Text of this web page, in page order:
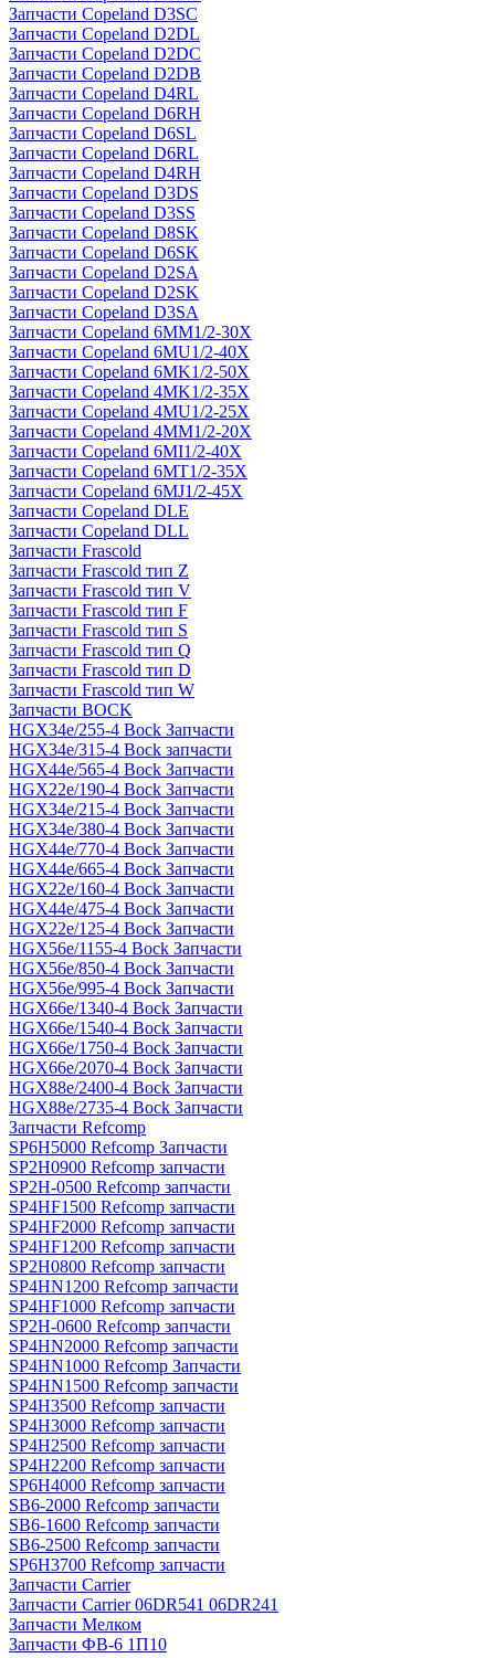
Запчасти Copeland D3SC
Запчасти Copeland D2DL
Запчасти Copeland D2DC
Запчасти Copeland D2DB
Запчасти Copeland D4RL
Запчасти Copeland D6RH
Запчасти Copeland D6SL
Запчасти Copeland D6RL
Запчасти Copeland D4RH
Запчасти Copeland D3DS
Запчасти Copeland D3SS
Запчасти Copeland D8SK
Запчасти Copeland D6SK
Запчасти Copeland D2SA
Запчасти Copeland D2SK
Запчасти Copeland D3SA
Запчасти Copeland 6MM1/2-30X
Запчасти Copeland 6MU1/2-40X
Запчасти Copeland 6MK1/2-50X
Запчасти Copeland 4MK1/2-35X
Запчасти Copeland 4MU1/2-25X
Запчасти Copeland 4MM1/2-20X
Запчасти Copeland 6MI1/2-40X
Запчасти Copeland 6MT1/2-35X
Запчасти Copeland 6MJ1/2-45X
Запчасти Copeland DLE
Запчасти Copeland DLL
Запчасти Frascold
Запчасти Frascold тип Z
Запчасти Frascold тип V
Запчасти Frascold тип F
Запчасти Frascold тип S
Запчасти Frascold тип Q
Запчасти Frascold тип D
Запчасти Frascold тип W
Запчасти BOCK
HGX34e/255-4 Bock Запчасти
HGX34e/315-4 Bock запчасти
HGX44e/565-4 Bock Запчасти
HGX22e/190-4 Bock Запчасти
HGX34e/215-4 Bock Запчасти
HGX34e/380-4 Bock Запчасти
HGX44e/770-4 Bock Запчасти
HGX44e/665-4 Bock Запчасти
HGX22e/160-4 Bock Запчасти
HGX44e/475-4 Bock Запчасти
HGX22e/125-4 Bock Запчасти
HGX56e/1155-4 Bock Запчасти
HGX56e/850-4 Bock Запчасти
HGX56e/995-4 Bock Запчасти
HGX66e/1340-4 Bock Запчасти
HGX66e/1540-4 Bock Запчасти
HGX66e/1750-4 Bock Запчасти
HGX66e/2070-4 Bock Запчасти
HGX88e/2400-4 Bock Запчасти
HGX88e/2735-4 Bock Запчасти
Запчасти Refcomp
SP6H5000 Refcomp Запчасти
SP2H0900 Refcomp запчасти
SP2H-0500 Refcomp запчасти
SP4HF1500 Refcomp запчасти
SP4HF2000 Refcomp запчасти
SP4HF1200 Refcomp запчасти
SP2H0800 Refcomp запчасти
SP4HN1200 Refcomp запчасти
SP4HF1000 Refcomp запчасти
SP2H-0600 Refcomp запчасти
SP4HN2000 Refcomp запчасти
SP4HN1000 Refcomp Запчасти
SP4HN1500 Refcomp запчасти
SP4H3500 Refcomp запчасти
SP4H3000 Refcomp запчасти
SP4H2500 Refcomp запчасти
SP4H2200 Refcomp запчасти
SP6H4000 Refcomp запчасти
SB6-2000 Refcomp запчасти
SB6-1600 Refcomp запчасти
SB6-2500 Refcomp запчасти
SP6H3700 Refcomp запчасти
Запчасти Carrier
Запчасти Carrier 06DR541 06DR241
Запчасти Мелком
Запчасти ФВ-6 1П10